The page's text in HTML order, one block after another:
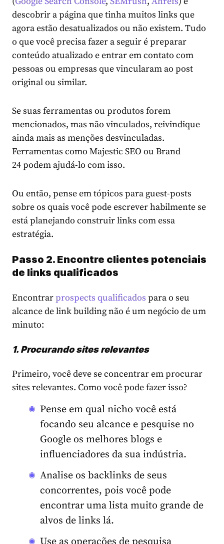
descobrir a página que tinha muitos links que
agora estão desatualizados ou não existem. Tudo
o que você precisa fazer a seguir é preparar
conteúdo atualizado e entrar em contato com
pessoas ou empresas que vincularam ao post
original ou similar.
Se suas ferramentas ou produtos forem
mencionados, mas não vinculados, reivindique
ainda mais as menções desvinculadas.
Ferramentas como Majestic SEO ou Brand
24podem ajudá-lo com isso.
Ou então, pense em tópicos para guest-posts
sobre os quais você pode escrever habilmente se
está planejando construir links com essa
estratégia.
Passo 2. Encontre clientes potenciais
de links qualificados
Encontrarprospects qualificados para o seu
alcance de link building não é um negócio de um
minuto:
1. Procurando sites relevantes
Primeiro, você deve se concentrar em procurar
sites relevantes. Como você pode fazer isso?
Pense em qual nicho você está
focando seu alcance e pesquise no
Google os melhores blogs e
influenciadores da sua indústria.
Analise os backlinks de seus
concorrentes, pois você pode
encontrar uma lista muito grande de
alvos de links lá.